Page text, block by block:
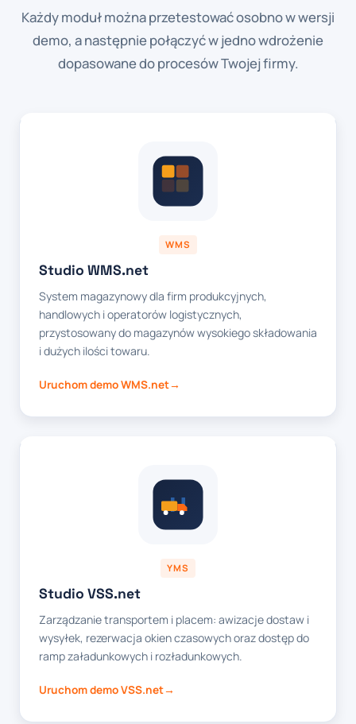
Każdy moduł można przetestować osobno w wersji
demo, a następnie połączyć w jedno wdrożenie
dopasowane do procesów Twojej firmy.
WMS
Studio WMS.net
System magazynowy dla firm produkcyjnych,
handlowych i operatorów logistycznych,
przystosowany do magazynów wysokiego składowania
i dużych ilości towaru.
Uruchom demo WMS.net
YMS
Studio VSS.net
Zarządzanie transportem i placem: awizacje dostaw i
wysyłek, rezerwacja okien czasowych oraz dostęp do
ramp załadunkowych i rozładunkowych.
Uruchom demo VSS.net